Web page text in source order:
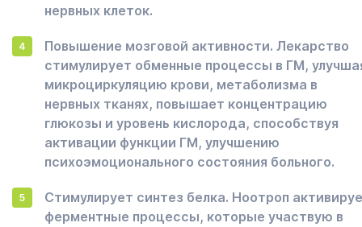
нервных клеток.
Повышение мозговой активности. Лекарство
стимулирует обменные процессы в ГМ,
микроциркуляцию крови, метаболизма в
нервных тканях, повышает концентрацию
глюкозы и уровень кислорода, способствуя
активации функции ГМ, улучшению
психоэмоционального состояния больного.
Стимулирует синтез белка. Ноотроп
ферментные процессы, которые участвую в